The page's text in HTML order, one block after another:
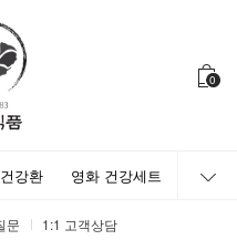
0
강환 영화 건강세트
문 1:1 고객상담